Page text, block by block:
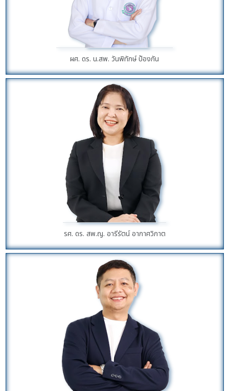
ผศ. ดร. น.สพ. วันพิทักษ์ ป้องกัน
รศ. ดร. สพ.ญ. อารีรัตน์ อากาศวิภาต